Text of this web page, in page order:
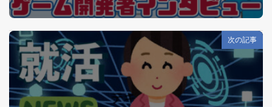
次の記事